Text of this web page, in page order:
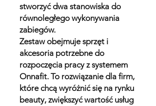
stworzyć dwa stanowiska do
równoległego wykonywania
zabiegów.
Zestaw obejmuje sprzęt i
akcesoria potrzebne do
rozpoczęcia pracy z systemem
Onnafit. To rozwiązanie dla firm,
które chcą wyróżnić się na rynku
beauty, zwiększyć wartość usług